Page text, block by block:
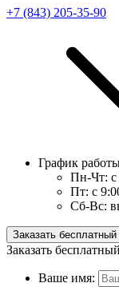
+7 (843) 205-35-90
График
Пн-Чт:
Пт: с
Сб-Вс:
Заказать бесплатный
Заказать
Ваше имя: